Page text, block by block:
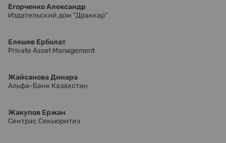
Егорченко Александр
Издательский дом "Драккар"
Елешев Ерболат
Private Asset Management
Жайсанова Динара
Альфа-Банк Казахстан
Жакупов Ержан
Сентрас Секьюритиз